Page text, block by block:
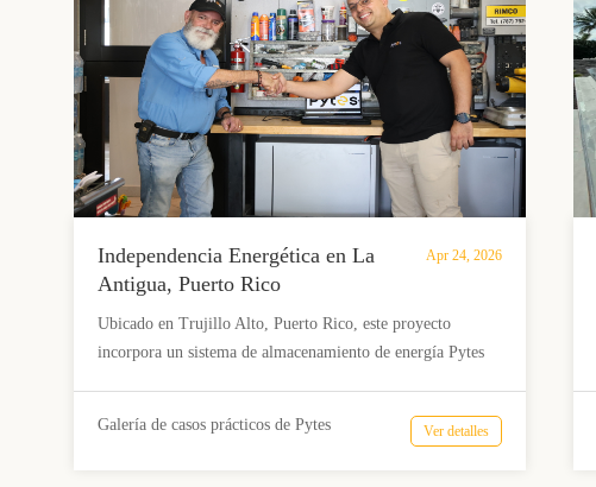
Apr 24, 2026
Independencia Energética en La
Antigua, Puerto Rico
Ubicado en Trujillo Alto, Puerto Rico, este proyecto
incorpora un sistema de almacenamiento de energía Pytes
aproximadamente 29 kWh, garantiza un suministroVer detalles
Galería de casos prácticos de Pytes